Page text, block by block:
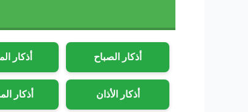
أذكار الصباح أذكار
أذكار الأذان أذكار